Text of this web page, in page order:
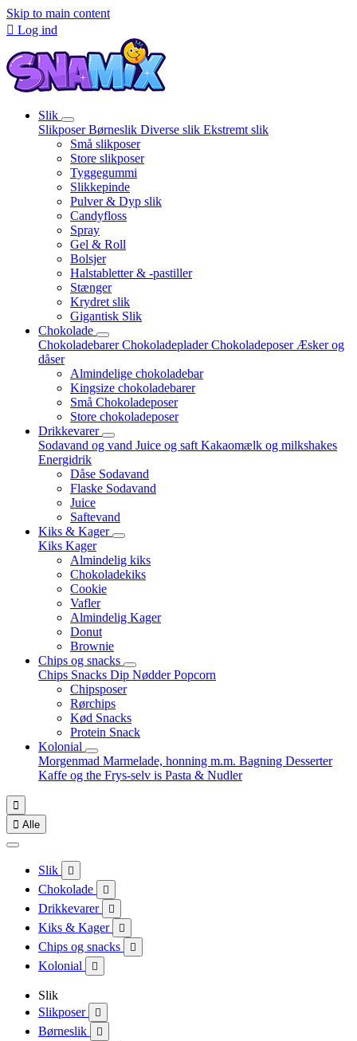
Skip to main content
 Log ind
Slik
SlikposerBørneslik Diverse slik Ekstremt slik
Små slikposer
Store slikposer
Tyggegummi
Slikkepinde
Pulver & Dyp slik
Candyfloss
Spray
Gel & Roll
Bolsjer
Halstabletter & -pastiller
Stænger
Krydret slik
Gigantisk Slik
Chokolade
ChokoladebarerChokoladepladerChokoladeposer Æsker og
dåser
Almindelige chokoladebar
Kingsize chokoladebarer
Små Chokoladeposer
Store chokoladeposer
Drikkevarer
Sodavand og vand Juice og saft Kakaomælk og milkshakes
Energidrik
Dåse Sodavand
Flaske Sodavand
Juice
Saftevand
Kiks & Kager
Kiks Kager
Almindelig kiks
Chokoladekiks
Cookie
Vafler
Almindelig Kager
Donut
Brownie
Chips og snacks
Chips Snacks Dip NødderPopcorn
Chipsposer
Rørchips
Kød Snacks
Protein Snack
Kolonial
Morgenmad Marmelade, honning m.m. Bagning Desserter
Kaffe og the Frys-selv is Pasta & Nudler

 Alle
Slik 
Chokolade 
Drikkevarer 
Kiks & Kager 
Chips og snacks 
Kolonial 
Slik
Slikposer

Børneslik 